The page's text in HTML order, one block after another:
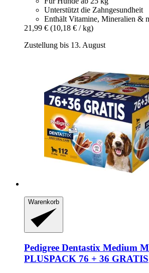
Unterstützt die Zahngesundheit
Enthält Vitamine, Mineralien &
21,99 € (10,18 € / kg)
Zustellung bis 13. August
Warenkorb
Pedigree Dentastix Medium
PLUSPACK 76 + 36 GRATIS